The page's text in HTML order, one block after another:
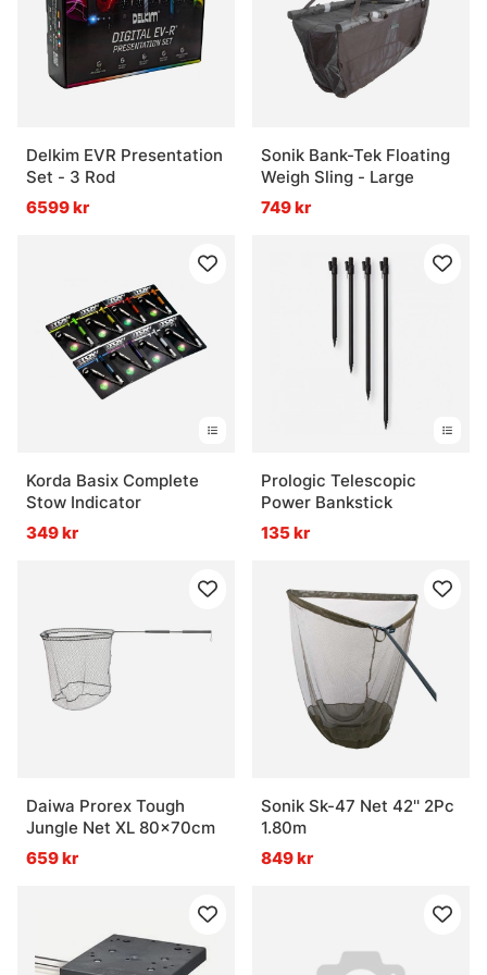
Vad är nyttan med rätt verktyg vid fiske?
Vad är doftsprayer och attractors?
Vad är trollingtillbehör?
Delkim EVR Presentation
Set - 3 Rod
6599 kr
Sonik Bank-Tek Floating
Weigh Sling - Large
749 kr
Korda Basix Complete
Stow Indicator
349 kr
Prologic Telescopic
Power Bankstick
135 kr
Daiwa Prorex Tough
Jungle Net XL 80x70cm
659 kr
Sonik Sk-47 Net 42'' 2Pc
1.80m
849 kr